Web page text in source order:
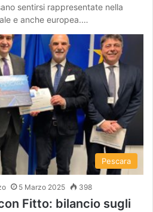
sentirsi rappresentate nella
e anche europea.…
Pescara
5 Marzo 2025 398
Fitto: bilancio sugli